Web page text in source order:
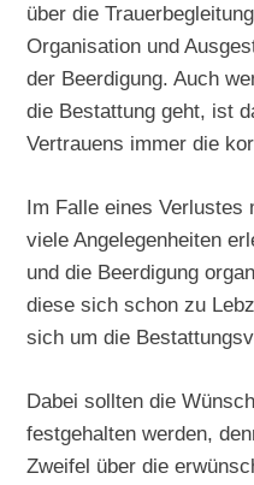
über die
Organisation und
der Beerdigung. Auch
die Bestattung geht, ist
Vertrauens immer die
Im Falle eines Verlustes
viele Angelegenheiten
und die Beerdigung
diese sich schon zu
sich um die
Dabei sollten die
festgehalten werden,
Zweifel über die